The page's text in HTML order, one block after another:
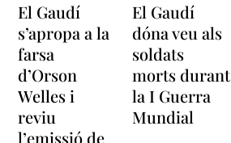
El Gaudí
s’apropa a la
farsa
d’Orson
Welles i
reviu
l’emissió de
El Gaudí
dóna veu als
soldats
morts durant
la I Guerra
Mundial